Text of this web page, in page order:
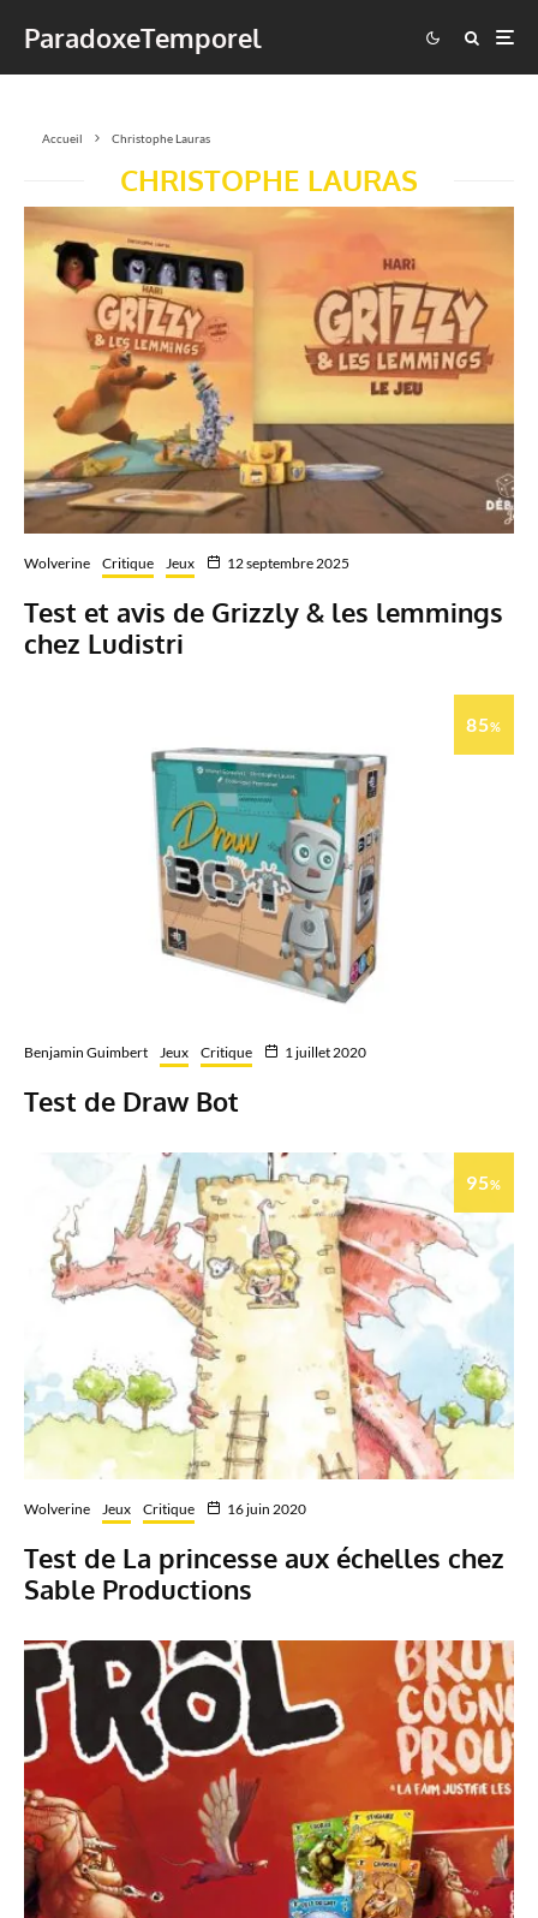
ParadoxeTemporel
Accueil Christophe Lauras
CHRISTOPHE LAURAS
Wolverine Critique Jeux 12 septembre 2025
Test et avis de Grizzly & les lemmings
chez Ludistri
85%
Benjamin Guimbert Jeux Critique 1 juillet 2020
Test de Draw Bot
95%
Wolverine Jeux Critique 16 juin 2020
Test de La princesse aux échelles chez
Sable Productions